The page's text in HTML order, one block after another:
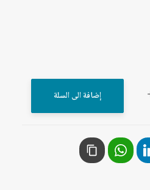
إضافة الى السلة